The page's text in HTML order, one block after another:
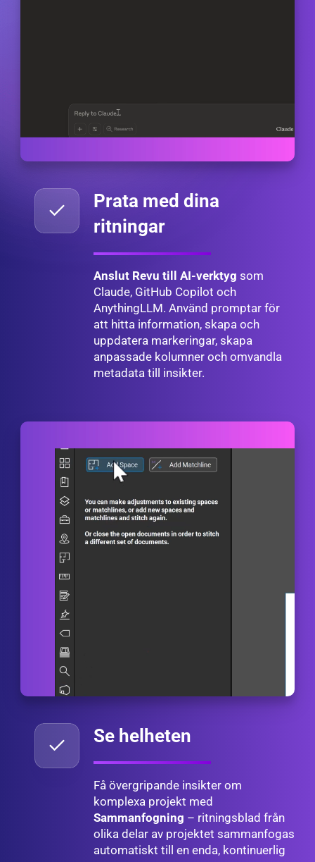
Prata med dina
ritningar
Anslut Revu till AI-verktyg som
Claude, GitHub Copilot och
AnythingLLM. Använd promptar för
att hitta information, skapa och
uppdatera markeringar, skapa
anpassade kolumner och omvandla
metadata till insikter.
Se helheten
Få övergripande insikter om
komplexa projekt med
Sammanfogning – ritningsblad från
olika delar av projektet sammanfogas
automatiskt till en enda, kontinuerlig